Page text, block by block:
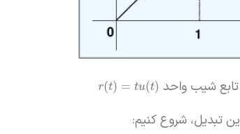
r(t) = tu(t)
تبدیل، شروع کنیم: